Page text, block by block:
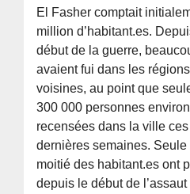
El Fasher comptait
million d’habitant.es.
début de la guerre,
avaient fui dans les régions
voisines, au point que
300 000 personnes
recensées dans la ville ces
dernières semaines. Seule
moitié des habitant.es ont
depuis le début de l’assaut